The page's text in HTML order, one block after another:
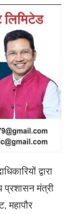
द्वारा
प्रशासन मंत्री
महापौर